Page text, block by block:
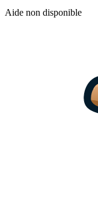
Aide non disponible